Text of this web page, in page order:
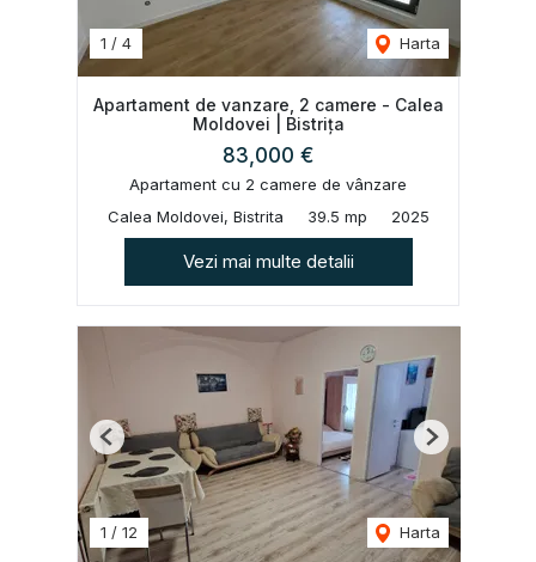
1 / 4 Harta
Apartament de vanzare, 2 camere - Calea
Moldovei | Bistrița
83,000 €
Apartament cu 2 camere de vânzare
Calea Moldovei, Bistrita
39.5 mp 2025
Vezi mai multe detalii
1 / 12 Harta
Previous Next